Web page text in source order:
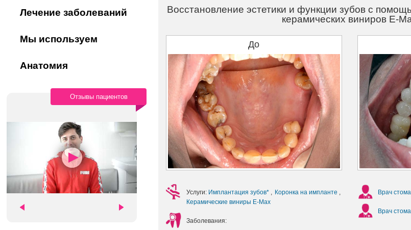
Лечение заболеваний
Мы используем
Анатомия
Отзывы пациентов
Восстановление эстетики и функции зубов с
керамических виниров E-
До
Услуги: Имплантация зубов* , Коронка на импланте ,
Керамические виниры E-Max
Заболевания:
Врач
Врач